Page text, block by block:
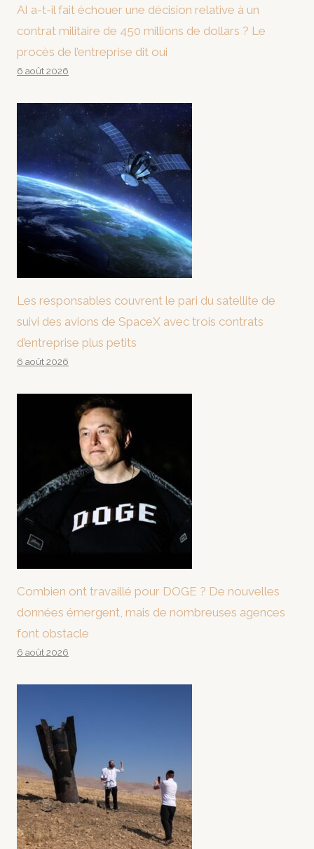
AI a-t-il fait échouer une décision relative à un
contrat militaire de 450 millions de dollars ? Le
procès de l’entreprise dit oui
6 août 2026
Les responsables couvrent le pari du satellite de
suivi des avions de SpaceX avec trois contrats
d’entreprise plus petits
6 août 2026
Combien ont travaillé pour DOGE ? De nouvelles
données émergent, mais de nombreuses agences
font obstacle
6 août 2026